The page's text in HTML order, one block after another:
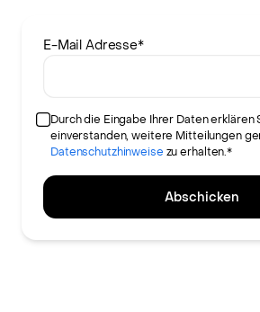
E-Mail Adresse*
Durch die Eingabe Ihrer Daten erklären
einverstanden, weitere Mitteilungen
Datenschutzhinweise zu erhalten.*
Abschicken